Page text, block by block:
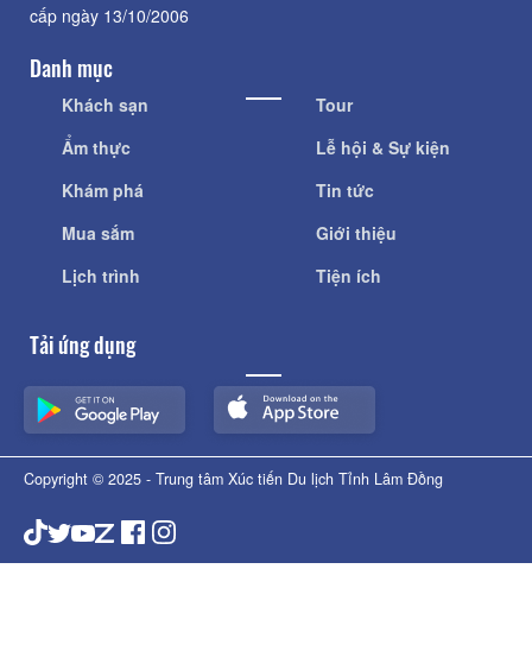
cấp ngày 13/10/2006
Danh mục
Khách sạn
Ẩm thực
Khám phá
Mua sắm
Lịch trình
Tour
Lễ hội & Sự kiện
Tin tức
Giới thiệu
Tiện ích
Tải ứng dụng
Copyright © 2025 - Trung tâm Xúc tiến Du lịch Tỉnh Lâm Đồng